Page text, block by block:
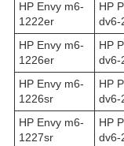
HP Envy m6-
1222er
HP
dv6-
HP Envy m6-
1226er
HP
dv6-
HP Envy m6-
1226sr
HP
dv6-
HP Envy m6-
1227sr
HP
dv6-